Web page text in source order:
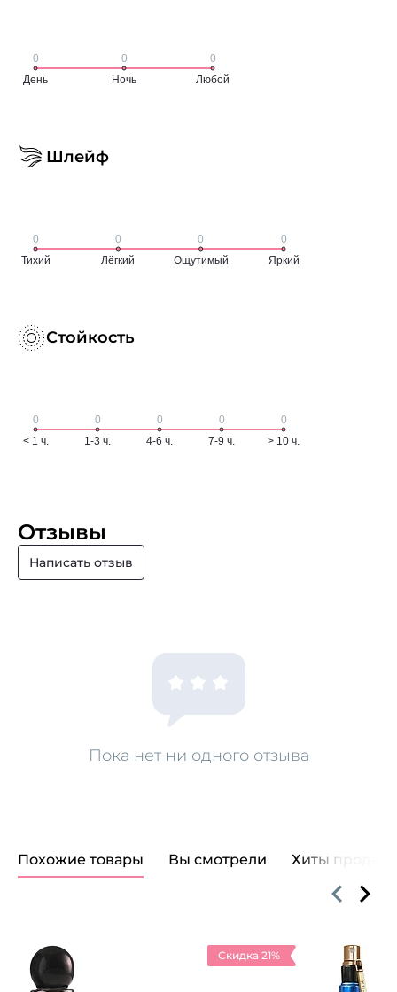
Шлейф
Стойкость
Отзывы
Написать отзыв
Пока нет ни одного отзыва
Похожие товары Вы смотрели Хиты продаж
Скидка 21%